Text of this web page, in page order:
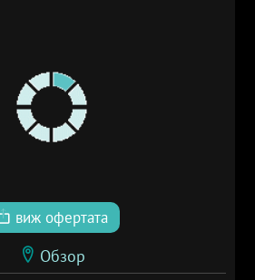
виж офертата
Обзор